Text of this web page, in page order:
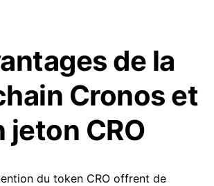
de la
Cronos et
jeton CRO
du token CRO offrent de